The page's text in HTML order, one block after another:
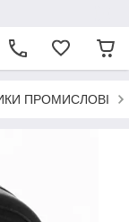
ПРОМИСЛОВІ